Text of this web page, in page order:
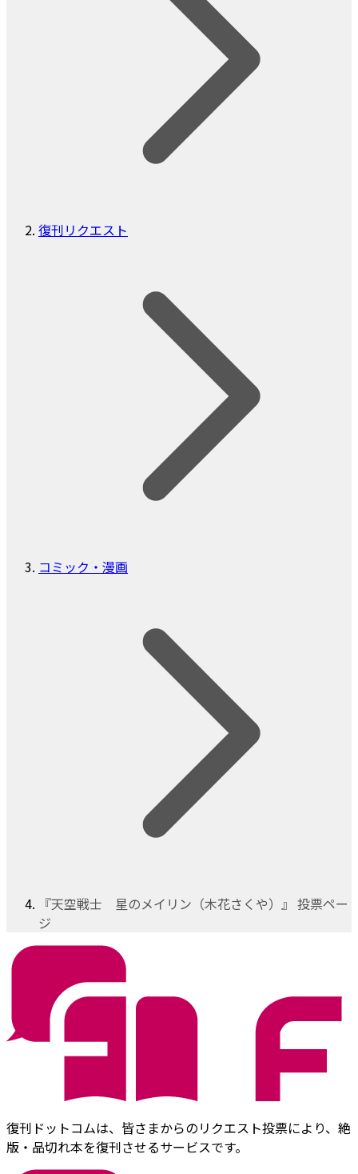
復刊リクエスト
コミック・漫画
『天空戦士 星のメイリン（木花さくや）』 投票ペー
ジ
復刊ドットコムは、皆さまからのリクエスト投票により、絶
版・品切れ本を復刊させるサービスです。